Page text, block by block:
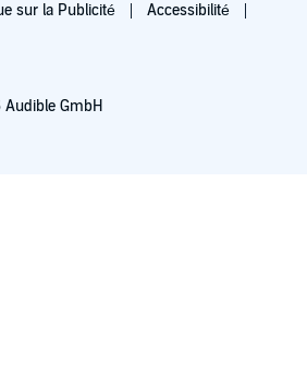
sur la Publicité Accessibilité
GmbH